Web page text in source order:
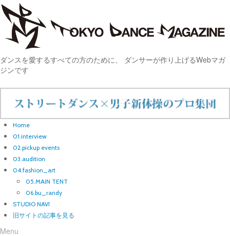
ダンスを愛するすべての方のために、 ダンサーが作り上げるWebマガ
ジンです
Home
01.interview
02.pickup events
03.audition
04.fashion_art
05.MAIN TENT
06.bu_randy
STUDIO NAVI
旧サイトの記事を見る
Menu